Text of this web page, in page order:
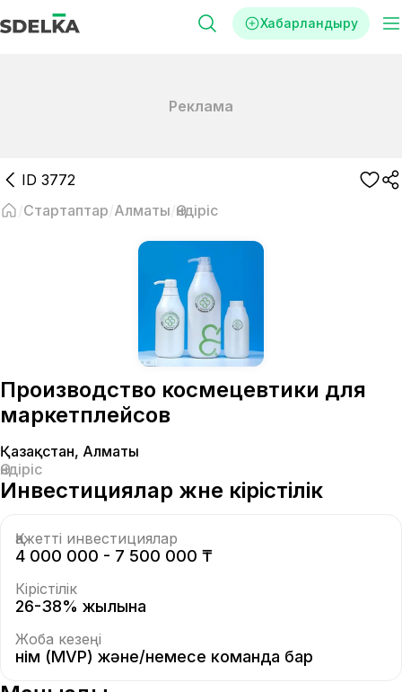
Хабарландыру
Реклама
ID 3772
Стартаптар Алматы Өндіріс
Производство космецевтики для
маркетплейсов
Қазақстан, Алматы
Өндіріс
Инвестициялар және кірістілік
Қажетті инвестициялар
4 000 000 - 7 500 000 ₸
Кірістілік
26-38% жылына
Жоба кезеңі
Өнім (MVP) және/немесе команда бар